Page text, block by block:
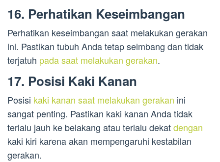
16. Perhatikan Keseimbangan
Perhatikan keseimbangan saat melakukan gerakan
ini. Pastikan tubuh Anda tetap seimbang dan tidak
terjatuh pada saat melakukan gerakan.
17. Posisi Kaki Kanan
Posisi kaki kanan saat melakukan gerakan ini
sangat penting. Pastikan kaki kanan Anda tidak
terlalu jauh ke belakang atau terlalu dekatdengan
kaki kiri karena akan mempengaruhi kestabilan
gerakan.